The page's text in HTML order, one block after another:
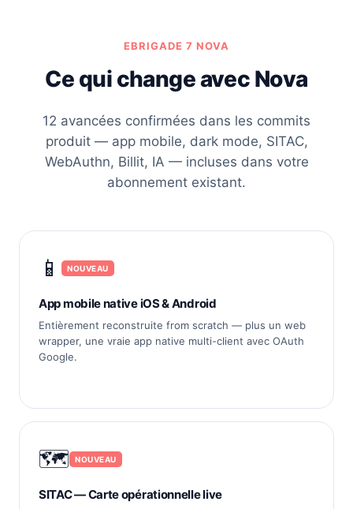
EBRIGADE 7 NOVA
Ce qui change avec Nova
12 avancées confirmées dans les commits
produit — app mobile, dark mode, SITAC,
WebAuthn, Billit, IA — incluses dans votre
abonnement existant.
📱 NOUVEAU
App mobile native iOS & Android
Entièrement reconstruite from scratch — plus un web
wrapper, une vraie app native multi-client avec OAuth
Google.
🗺️ NOUVEAU
SITAC — Carte opérationnelle live